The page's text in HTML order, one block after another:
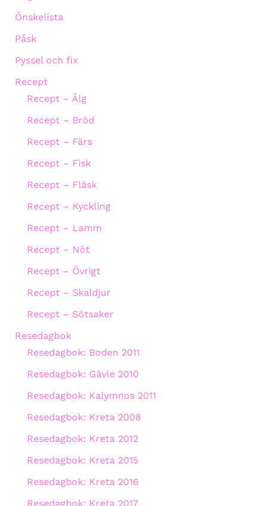
Önskelista
Påsk
Pyssel och fix
Recept
Recept – Älg
Recept – Bröd
Recept – Färs
Recept – Fisk
Recept – Fläsk
Recept – Kyckling
Recept – Lamm
Recept – Nöt
Recept – Övrigt
Recept – Skaldjur
Recept – Sötsaker
Resedagbok
Resedagbok: Boden 2011
Resedagbok: Gävle 2010
Resedagbok: Kalymnos 2011
Resedagbok: Kreta 2008
Resedagbok: Kreta 2012
Resedagbok: Kreta 2015
Resedagbok: Kreta 2016
Resedagbok: Kreta 2017